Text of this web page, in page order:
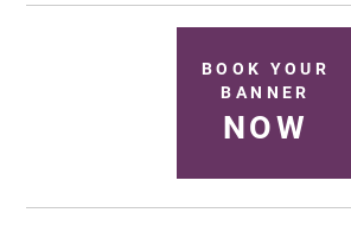
BOOK YOUR
BANNER
NOW